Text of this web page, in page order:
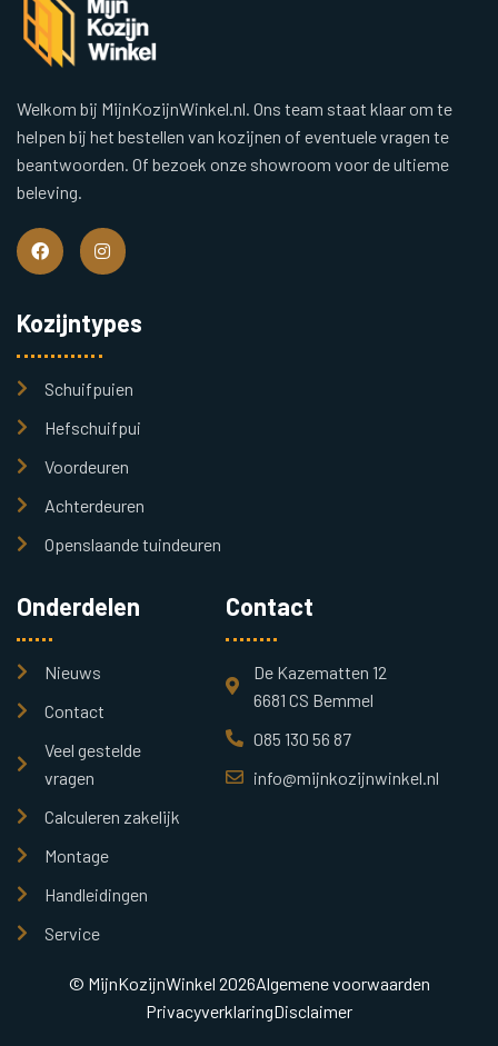
Welkom bij MijnKozijnWinkel.nl. Ons team staat klaar om te
helpen bij het bestellen van kozijnen of eventuele vragen te
beantwoorden. Of bezoek onze showroom voor de ultieme
beleving.
Kozijntypes
Schuifpuien
Hefschuifpui
Voordeuren
Achterdeuren
Openslaande tuindeuren
Onderdelen
Nieuws
Contact
Veel gestelde
vragen
Calculeren zakelijk
Montage
Handleidingen
Service
Contact
De Kazematten 12
6681 CS Bemmel
085 130 56 87
info@mijnkozijnwinkel.nl
© MijnKozijnWinkel 2026Algemene voorwaarden
PrivacyverklaringDisclaimer